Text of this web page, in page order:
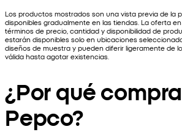
Los productos mostrados son una vista previa de la
disponibles gradualmente en las tiendas. La oferta
términos de precio, cantidad y disponibilidad de
estarán disponibles solo en ubicaciones
diseños de muestra y pueden diferir ligeramente de
válida hasta agotar existencias.
¿Por qué
Pepco?